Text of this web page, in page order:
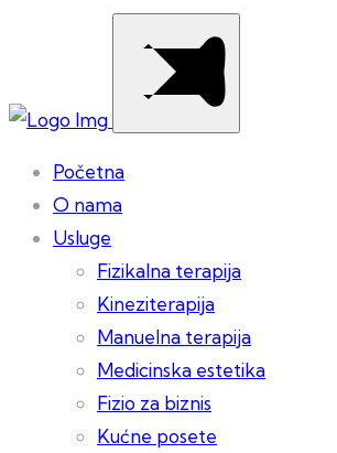
Početna
O nama
Usluge
Fizikalna terapija
Kineziterapija
Manuelna terapija
Medicinska estetika
Fizio za biznis
Kućne posete